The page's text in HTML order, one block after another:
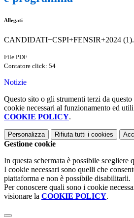
Allegati
CANDIDATI+CSPI+FENSIR+2024
File PDF
Contatore click: 54
Notizie
Questo sito o gli strumenti terzi da
cookie necessari al funzionamento ed
COOKIE POLICY.
Personalizza Rifiuta tutti i cookies
Gestione cookie
In questa schermata è possibile scegliere
I cookie necessari sono quelli che
piattaforma e non è possibile disabilitarli.
Per conoscere quali sono i cookie
visionare la COOKIE POLICY.